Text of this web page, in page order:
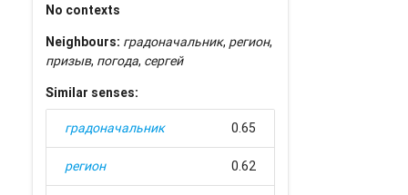
No contexts
Neighbours: градоначальник, регион,
призыв, погода, сергей
Similar senses:
градоначальник 0.65
регион 0.62